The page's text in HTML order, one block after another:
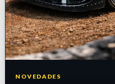
NOVEDADES